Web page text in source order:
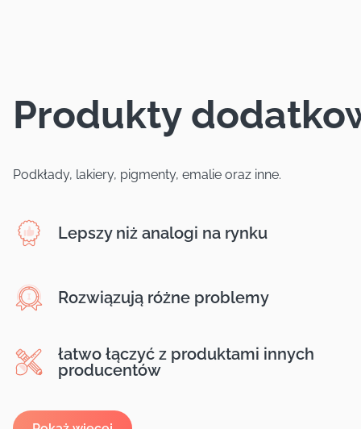
Produkty
Podkłady, lakiery, pigmenty, emalie oraz inne.
Lepszy niż analogi na rynku
Rozwiązują różne problemy
łatwo łączyć z produktami innych
producentów